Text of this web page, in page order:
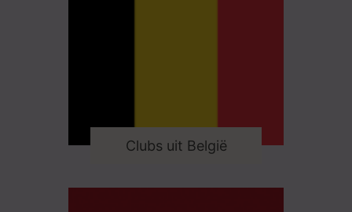
Clubs uit België